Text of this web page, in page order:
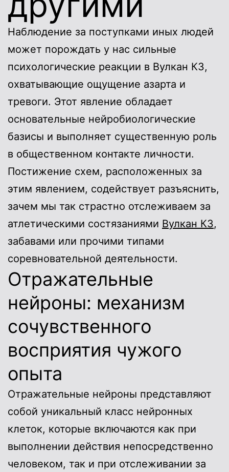
Наблюдение за поступками иных людей
может порождать у нас сильные
психологические реакции в Вулкан КЗ,
охватывающие ощущение азарта и
тревоги. Этот явление обладает
основательные нейробиологические
базисы и выполняет существенную роль
в общественном контакте личности.
Постижение схем, расположенных за
этим явлением, содействует разъяснить,
зачем мы так страстно отслеживаем за
атлетическими состязаниями Вулкан КЗ,
забавами или прочими типами
соревновательной деятельности.
Отражательные
нейроны: механизм
сочувственного
восприятия чужого
опыта
Отражательные нейроны представляют
собой уникальный класс нейронных
клеток, которые включаются как при
выполнении действия непосредственно
человеком, так и при отслеживании за